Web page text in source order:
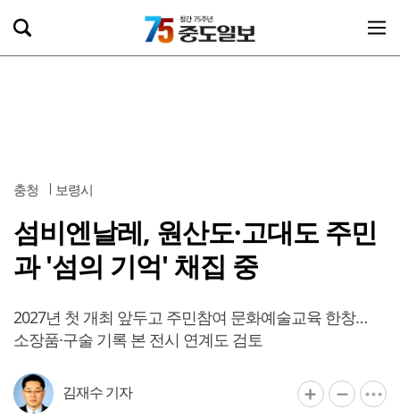
충청 보령시
섬비엔날레, 원산도·고대도 주민
과 '섬의 기억' 채집 중
2027년 첫 개최 앞두고 주민참여 문화예술교육 한창…
소장품·구술 기록 본 전시 연계도 검토
김재수 기자